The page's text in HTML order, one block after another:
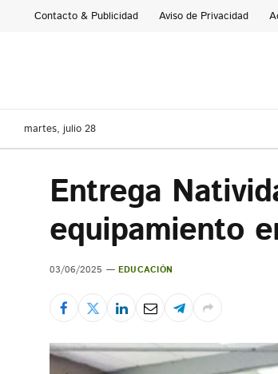
Contacto & Publicidad Aviso de Privacidad
martes, julio 28
Entrega
equipamiento
03/06/2025 EDUCACIÓN